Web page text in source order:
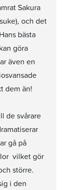
Sakura
och det
bästa
göra
även en
dem än!
de svårare
gå på
 vilket gör
större.
i den